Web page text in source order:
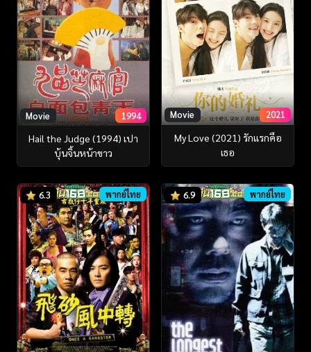
Movie 1994
Hail the Judge (1994) เปา
บุ้นจิ้นหน้าขาว
Movie 2021
My Love (2021) รักแรกคือ
เธอ
6.3 พากย์ไทย 6.9 พากย์ไทย